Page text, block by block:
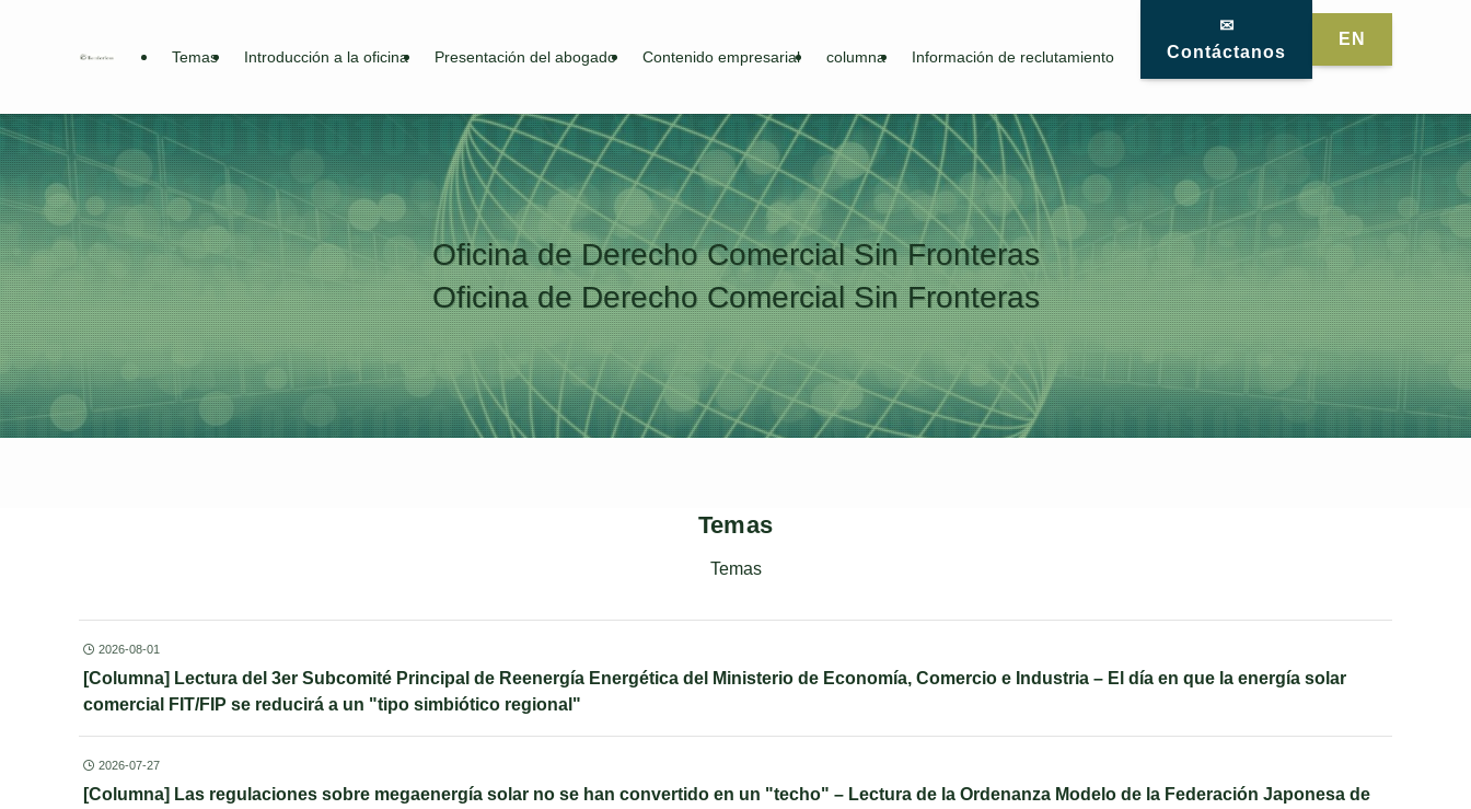
Temas Introducción a la oficina Presentación del abogado Contenido empresarial columna Información de reclutamiento
✉
Contáctanos
EN
Oficina de Derecho Comercial Sin Fronteras
Oficina de Derecho Comercial Sin Fronteras
Temas
Temas
2026-08-01
[Columna] Lectura del 3er Subcomité Principal de Reenergía Energética del Ministerio de Economía, Comercio e Industria – El día en que la energía solar
comercial FIT/FIP se reducirá a un "tipo simbiótico regional"
2026-07-27
[Columna] Las regulaciones sobre megaenergía solar no se han convertido en un "techo" – Lectura de la Ordenanza Modelo de la Federación Japonesa de